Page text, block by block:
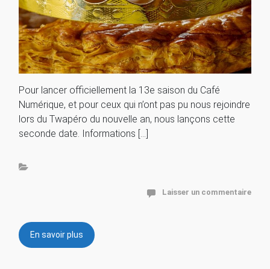
Pour lancer officiellement la 13e saison du Café
Numérique, et pour ceux qui n’ont pas pu nous rejoindre
lors du Twapéro du nouvelle an, nous lançons cette
seconde date. Informations […]
Laisser un commentaire
En savoir plus